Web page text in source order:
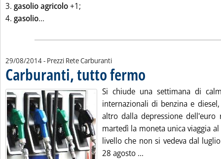
3. gasolio agricolo+1;
4. gasolio...
29/08/2014- Prezzi Rete Carburanti
Carburanti, tutto fermo
Si chiude una settimana di
internazionali di benzina e
altro dalla depressione
martedì la moneta unica viaggia
livello che non si vedeva dal
28 agosto ...